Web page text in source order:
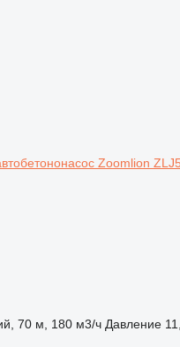
Zoomlion
70 м, 180 м3/ч Давление